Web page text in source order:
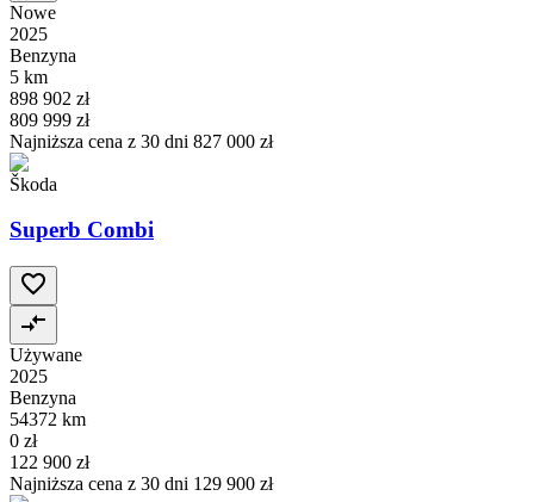
Nowe
2025
Benzyna
5 km
898 902 zł
809 999 zł
Najniższa cena z 30 dni 827 000 zł
Škoda
Superb Combi
Używane
2025
Benzyna
54372 km
0 zł
122 900 zł
Najniższa cena z 30 dni 129 900 zł